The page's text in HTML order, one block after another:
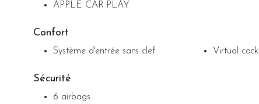
APPLE CAR PLAY
Confort
Système d'entrée sans clef Virtual
Sécurité
6 airbags